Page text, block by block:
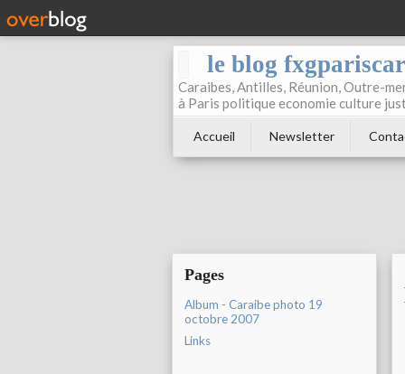
le blog
Caraibes, Antilles, Réunion, Outre-
à Paris politique economie culture
Accueil Newsletter
Pages
Album - Caraibe photo 19
octobre 2007
Links